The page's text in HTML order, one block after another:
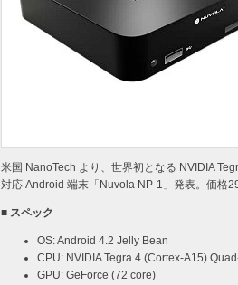
米国 NanoTech より、世界初となる NVIDIA
対応 Android 端末「Nuvola NP-1」発表。価格
■ スペック
OS: Android 4.2 Jelly Bean
CPU: NVIDIA Tegra 4 (Cortex-A15)
GPU: GeForce (72 core)